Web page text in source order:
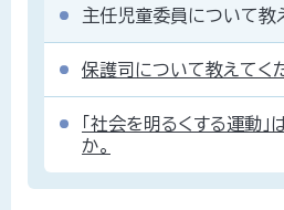
主任児童委員について教
保護司について教えてく
「社会を明るくする運動
か。